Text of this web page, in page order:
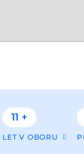
11 +
LET V OBORU